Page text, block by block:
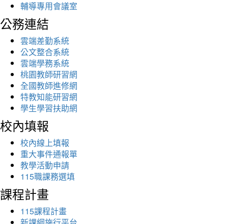
輔導專用會議室
公務連結
雲端差勤系統
公文整合系統
雲端學務系統
桃園教師研習網
全國教師進修網
特教知能研習網
學生學習扶助網
校內填報
校內線上填報
重大事件通報單
教學活動申請
115職課務選填
課程計畫
115課程計畫